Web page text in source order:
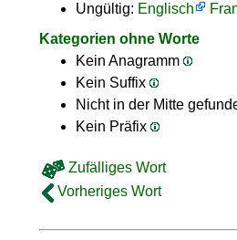
Ungültig: Englisch
Kategorien ohne Worte
Kein Anagramm
Kein Suffix
Nicht in der Mitte
Kein Präfix
Zufälliges Wort
Vorheriges Wort